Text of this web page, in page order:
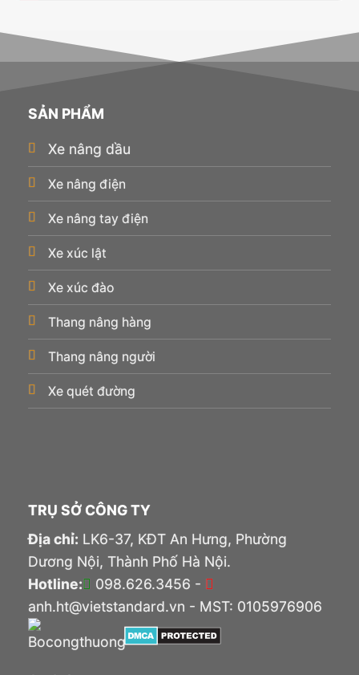
SẢN PHẨM
Xe nâng dầu
Xe nâng điện
Xe nâng tay điện
Xe xúc lật
Xe xúc đào
Thang nâng hàng
Thang nâng người
Xe quét đường
TRỤ SỞ CÔNG TY
Địa chỉ: LK6-37, KĐT An Hưng, Phường
Dương Nội, Thành Phố Hà Nội.
Hotline:
098.626.3456 -
anh.ht@vietstandard.vn - MST: 0105976906